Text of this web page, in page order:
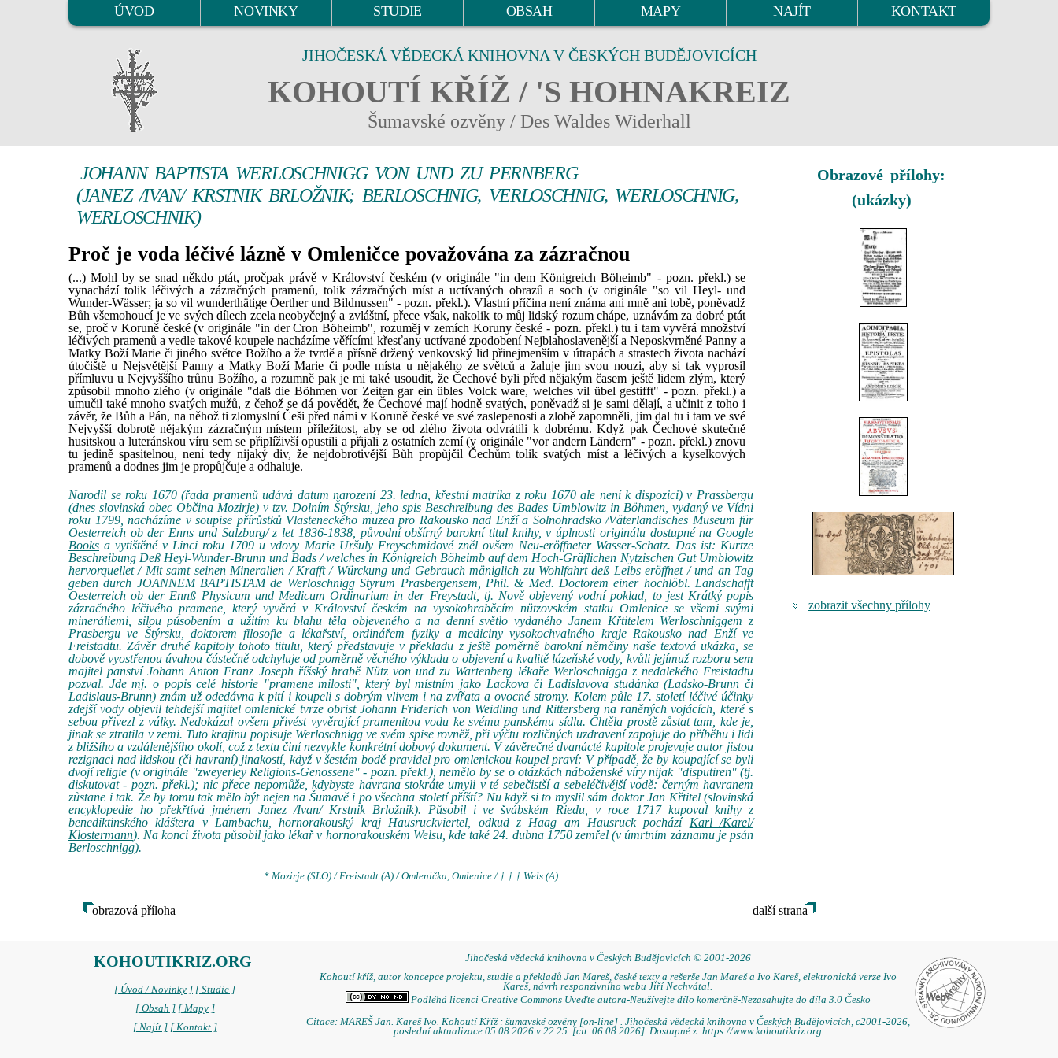
ÚVOD NOVINKY STUDIE OBSAH MAPY NAJÍT KONTAKT
JIHOČESKÁ VĚDECKÁ KNIHOVNA V ČESKÝCH BUDĚJOVICÍCH
KOHOUTÍ KŘÍŽ / 'S HOHNAKREIZ
Šumavské ozvěny / Des Waldes Widerhall
JOHANN BAPTISTA WERLOSCHNIGG VON UND ZU PERNBERG
(JANEZ /IVAN/ KRSTNIK BRLOŽNIK; BERLOSCHNIG, VERLOSCHNIG, WERLOSCHNIG,
WERLOSCHNIK)
Proč je voda léčivé lázně v Omleničce považována za zázračnou
(...) Mohl by se snad někdo ptát, pročpak právě v Království českém (v originále "in dem Königreich Böheimb" - pozn. překl.) se
vynachází tolik léčivých a zázračných pramenů, tolik zázračných míst a uctívaných obrazů a soch (v originále "so vil Heyl- und
Wunder-Wässer; ja so vil wunderthätige Oerther und Bildnussen" - pozn. překl.). Vlastní příčina není známa ani mně ani tobě, poněvadž
Bůh všemohoucí je ve svých dílech zcela neobyčejný a zvláštní, přece však, nakolik to můj lidský rozum chápe, uznávám za dobré ptát
se, proč v Koruně české (v originále "in der Cron Böheimb", rozuměj v zemích Koruny české - pozn. překl.) tu i tam vyvěrá množství
léčivých pramenů a vedle takové koupele nacházíme věřícími křesťany uctívané zpodobení Nejblahoslavenější a Neposkvrněné Panny a
Matky Boží Marie či jiného světce Božího a že tvrdě a přísně držený venkovský lid přinejmenším v útrapách a strastech života nachází
útočiště u Nejsvětější Panny a Matky Boží Marie či podle místa u nějakého ze světců a žaluje jim svou nouzi, aby si tak vyprosil
přímluvu u Nejvyššího trůnu Božího, a rozumně pak je mi také usoudit, že Čechové byli před nějakým časem ještě lidem zlým, který
způsobil mnoho zlého (v originále "daß die Böhmen vor Zeiten gar ein übles Volck ware, welches vil übel gestifft" - pozn. překl.) a
umučil také mnoho svatých mužů, z čehož se dá povědět, že Čechové mají hodně svatých, poněvadž si je sami dělají, a učinit z toho i
závěr, že Bůh a Pán, na něhož ti zlomyslní Češi před námi v Koruně české ve své zaslepenosti a zlobě zapomněli, jim dal tu i tam ve své
Nejvyšší dobrotě nějakým zázračným místem příležitost, aby se od zlého života odvrátili k dobrému. Když pak Čechové skutečně
husitskou a luteránskou víru sem se připlíživší opustili a přijali z ostatních zemí (v originále "vor andern Ländern" - pozn. překl.) znovu
tu jedině spasitelnou, není tedy nijaký div, že nejdobrotivější Bůh propůjčil Čechům tolik svatých míst a léčivých a kyselkových
pramenů a dodnes jim je propůjčuje a odhaluje.
Narodil se roku 1670 (řada pramenů udává datum narození 23. ledna, křestní matrika z roku 1670 ale není k dispozici) v Prassbergu
(dnes slovinská obec Občina Mozirje) v tzv. Dolním Štýrsku, jeho spis Beschreibung des Bades Umblowitz in Böhmen, vydaný ve Vídni
roku 1799, nacházíme v soupise přírůstků Vlasteneckého muzea pro Rakousko nad Enží a Solnohradsko /Väterlandisches Museum für
Oesterreich ob der Enns und Salzburg/ z let 1836-1838, původní obšírný barokní titul knihy, v úplnosti originálu dostupné na Google
Books a vytištěné v Linci roku 1709 u vdovy Marie Uršuly Freyschmidové zněl ovšem Neu-eröffneter Wasser-Schatz. Das ist: Kurtze
Beschreibung Deß Heyl-Wunder-Brunn und Bads / welches in Königreich Böheimb auf dem Hoch-Gräflichen Nytzischen Gut Umblowitz
hervorquellet / Mit samt seinen Mineralien / Krafft / Würckung und Gebrauch mäniglich zu Wohlfahrt deß Leibs eröffnet / und an Tag
geben durch JOANNEM BAPTISTAM de Werloschnigg Styrum Prasbergensem, Phil. & Med. Doctorem einer hochlöbl. Landschafft
Oesterreich ob der Ennß Physicum und Medicum Ordinarium in der Freystadt, tj. Nově objevený vodní poklad, to jest Krátký popis
zázračného léčivého pramene, který vyvěrá v Království českém na vysokohraběcím nützovském statku Omlenice se všemi svými
mineráliemi, silou působením a užitím ku blahu těla objeveného a na denní světlo vydaného Janem Křtitelem Werloschniggem z
Prasbergu ve Štýrsku, doktorem filosofie a lékařství, ordinářem fyziky a mediciny vysokochvalného kraje Rakousko nad Enží ve
Freistadtu. Závěr druhé kapitoly tohoto titulu, který představuje v překladu z ještě poměrně barokní němčiny naše textová ukázka, se
dobově vyostřenou úvahou částečně odchyluje od poměrně věcného výkladu o objevení a kvalitě lázeňské vody, kvůli jejímuž rozboru sem
majitel panství Johann Anton Franz Joseph říšský hrabě Nütz von und zu Wartenberg lékaře Werloschnigga z nedalekého Freistadtu
pozval. Jde mj. o popis celé historie "pramene milosti", který byl místním jako Lackova či Ladislavova studánka (Ladsko-Brunn či
Ladislaus-Brunn) znám už odedávna k pití i koupeli s dobrým vlivem i na zvířata a ovocné stromy. Kolem půle 17. století léčivé účinky
zdejší vody objevil tehdejší majitel omlenické tvrze obrist Johann Friderich von Weidling und Rittersberg na raněných vojácích, které s
sebou přivezl z války. Nedokázal ovšem přivést vyvěrající pramenitou vodu ke svému panskému sídlu. Chtěla prostě zůstat tam, kde je,
jinak se ztratila v zemi. Tuto krajinu popisuje Werloschnigg ve svém spise rovněž, při výčtu rozličných uzdravení zapojuje do příběhu i lidi
z bližšího a vzdálenějšího okolí, což z textu činí nezvykle konkrétní dobový dokument. V závěrečné dvanácté kapitole projevuje autor jistou
rezignaci nad lidskou (či havraní) jinakostí, když v šestém bodě pravidel pro omlenickou koupel praví: V případě, že by koupající se byli
dvojí religie (v originále "zweyerley Religions-Genossene" - pozn. překl.), nemělo by se o otázkách náboženské víry nijak "disputiren" (tj.
diskutovat - pozn. překl.); nic přece nepomůže, kdybyste havrana stokráte umyli v té sebečistší a sebeléčivější vodě: černým havranem
zůstane i tak. Že by tomu tak mělo být nejen na Šumavě i po všechna století příští? Nu když si to myslil sám doktor Jan Křtitel (slovinská
encyklopedie ho překřtívá jménem Janez /Ivan/ Krstnik Brložnik). Působil i ve švábském Riedu, v roce 1717 kupoval knihy z
benediktinského kláštera v Lambachu, hornorakouský kraj Hausruckviertel, odkud z Haag am Hausruck pochází Karl /Karel/
Klostermann). Na konci života působil jako lékař v hornorakouském Welsu, kde také 24. dubna 1750 zemřel (v úmrtním záznamu je psán
Berloschnigg).
- - - - -
* Mozirje (SLO) / Freistadt (A) / Omlenička, Omlenice / † † † Wels (A)
Obrazové přílohy:
(ukázky)
zobrazit všechny přílohy
obrazová příloha další strana
KOHOUTIKRIZ.ORG
[ Úvod / Novinky ] [ Studie ]
[ Obsah ] [ Mapy ]
[ Najít ] [ Kontakt ]
Jihočeská vědecká knihovna v Českých Budějovicích © 2001-2026
Kohoutí kříž, autor koncepce projektu, studie a překladů Jan Mareš, české texty a rešerše Jan Mareš a Ivo Kareš, elektronická verze Ivo
Kareš, návrh responzivního webu Jiří Nechvátal.
Podléhá licenci Creative Commons Uveďte autora-Neužívejte dílo komerčně-Nezasahujte do díla 3.0 Česko
Citace: MAREŠ Jan. Kareš Ivo. Kohoutí Kříž : šumavské ozvěny [on-line] . Jihočeská vědecká knihovna v Českých Budějovicích, c2001-2026,
poslední aktualizace 05.08.2026 v 22.25. [cit. 06.08.2026]. Dostupné z: https://www.kohoutikriz.org